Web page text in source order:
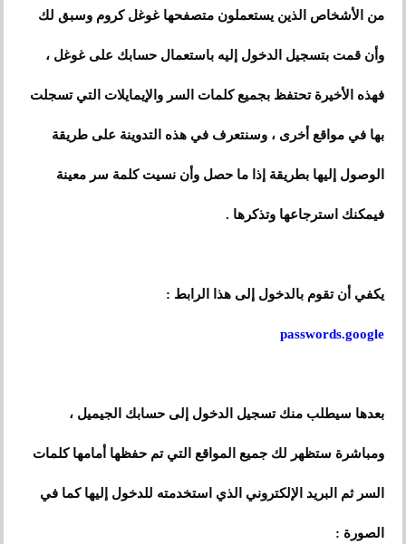
من الأشخاص الذين يستعملون متصفحها غوغل كروم وسبق لك
وأن قمت بتسجيل الدخول إليه باستعمال حسابك على غوغل ،
فهذه الأخيرة تحتفظ بجميع كلمات السر والإيمايلات التي تسجلت
بها في مواقع أخرى ، وسنتعرف في هذه التدوينة على طريقة
الوصول إليها بطريقة إذا ما حصل وأن نسيت كلمة سر معينة
فيمكنك استرجاعها وتذكرها .
يكفي أن تقوم بالدخول إلى هذا الرابط :
passwords.google
بعدها سيطلب منك تسجيل الدخول إلى حسابك الجيميل ،
ومباشرة ستظهر لك جميع المواقع التي تمحفظها أمامهاكلمات
السر ثم البريد الإلكتروني الذي استخدمته للدخول إليها كما في
الصورة :